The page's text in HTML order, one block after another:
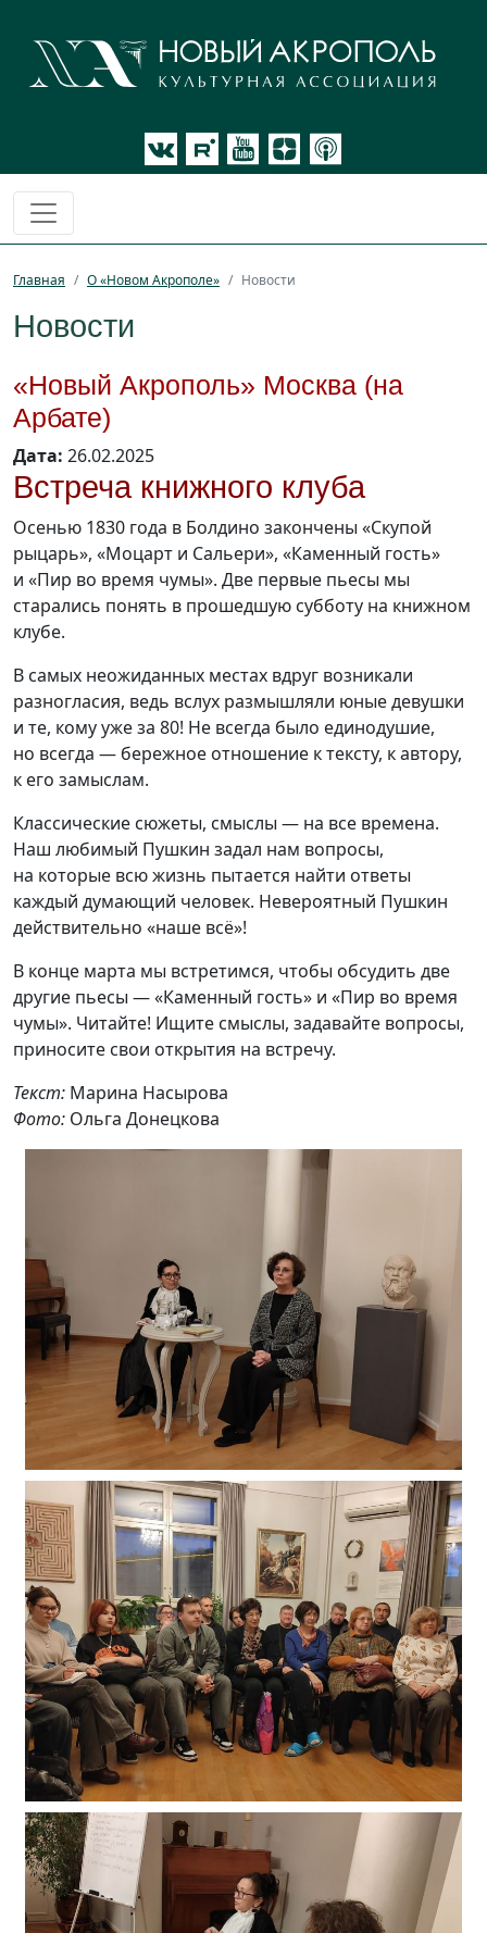
Главная О «Новом Акрополе» Новости
Новости
«Новый Акрополь» Москва (на
Арбате)
Дата: 26.02.2025
Встреча книжного клуба
Осенью 1830 года в Болдино закончены «Скупой
рыцарь», «Моцарт и Сальери», «Каменный гость»
и «Пир во время чумы». Две первые пьесы мы
старались понять в прошедшую субботу на книжном
клубе.
В самых неожиданных местах вдруг возникали
разногласия, ведь вслух размышляли юные девушки
и те, кому уже за 80! Не всегда было единодушие,
но всегда — бережное отношение к тексту, к автору,
к его замыслам.
Классические сюжеты, смыслы — на все времена.
Наш любимый Пушкин задал нам вопросы,
на которые всю жизнь пытается найти ответы
каждый думающий человек. Невероятный Пушкин
действительно «наше всё»!
В конце марта мы встретимся, чтобы обсудить две
другие пьесы — «Каменный гость» и «Пир во время
чумы». Читайте! Ищите смыслы, задавайте вопросы,
приносите свои открытия на встречу.
Текст: Марина Насырова
Фото: Ольга Донецкова